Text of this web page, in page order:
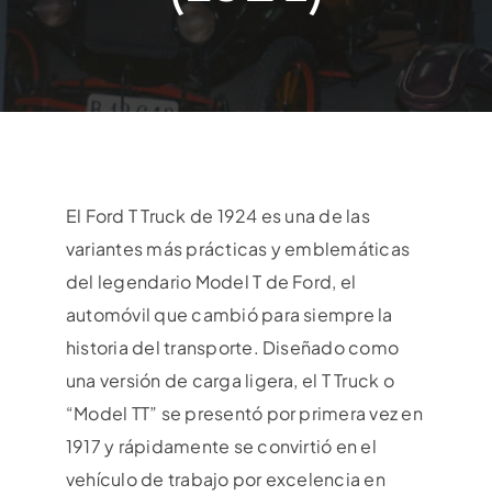
Español
El Ford T Truck de 1924 es una de las
variantes más prácticas y emblemáticas
del legendario Model T de Ford, el
automóvil que cambió para siempre la
historia del transporte. Diseñado como
una versión de carga ligera, el T Truck o
“Model TT” se presentó por primera vez en
1917 y rápidamente se convirtió en el
vehículo de trabajo por excelencia en